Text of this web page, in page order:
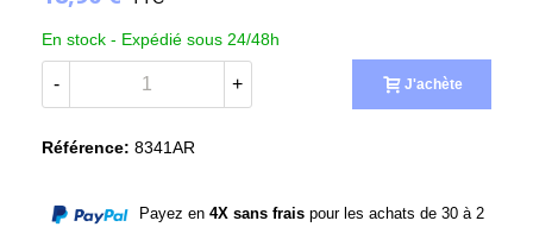
En stock - Expédié sous 24/48h
- + J'achète
Référence: 8341AR
Payez en 4X sans fraispour les achats de 30 à 2